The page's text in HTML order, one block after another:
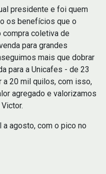
presidente e foi quem
os benefícios que o
compra coletiva de
para grandes
mais que dobrar
para a Unicafes - de 23
a 20 mil quilos, com isso,
agregado e valorizamos
a agosto, com o pico no